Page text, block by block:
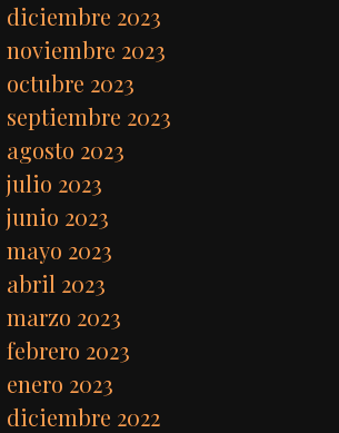
diciembre 2023
noviembre 2023
octubre 2023
septiembre 2023
agosto 2023
julio 2023
junio 2023
mayo 2023
abril 2023
marzo 2023
febrero 2023
enero 2023
diciembre 2022